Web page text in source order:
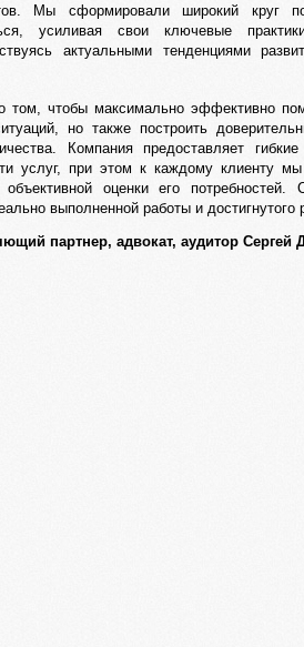
Мы сформировали широкий круг
усиливая свои ключевые
актуальными тенденциями
чтобы максимально эффективно
но также построить
Компания предоставляет
услуг, при этом к каждому клиенту
оценки его потребностей.
выполненной работы и достигнутого
партнер, адвокат, аудитор Сергей